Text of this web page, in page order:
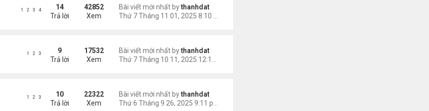
Bài viết mới nhất bythanhdat
14
Trả lời
42852
Xem
1 2 3 4
Bài viết mới nhất bythanhdat
9
Trả lời
17532
Xem
1 2 3
Bài viết mới nhất bythanhdat
10
Trả lời
22322
Xem
1 2 3